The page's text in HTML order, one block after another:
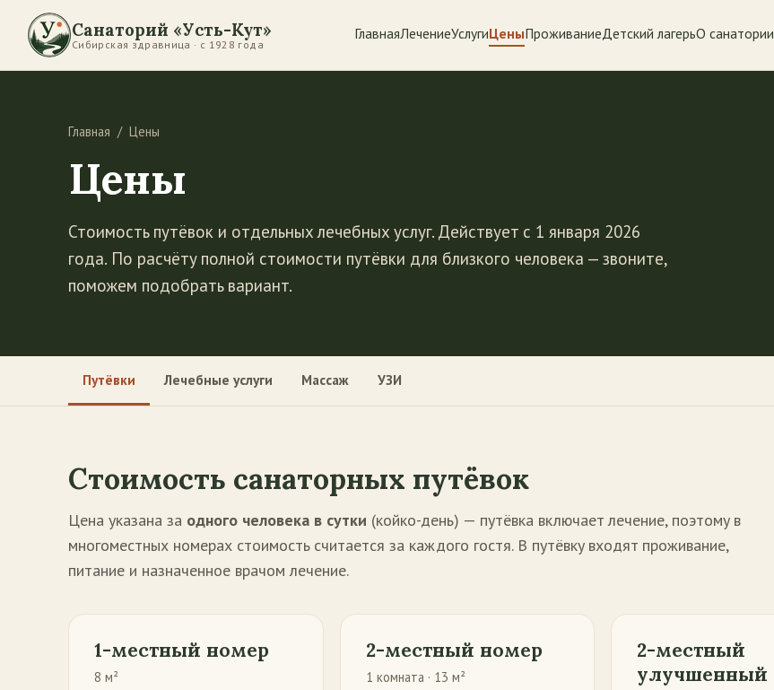
Санаторий «Усть-Кут»
Сибирская здравница · с 1928 года
ГлавнаяЛечениеУслугиЦеныПроживаниеДетский лагерьО санатории
Главная / Цены
Цены
Стоимость путёвок и отдельных лечебных услуг. Действует с 1 января 2026
года. По расчёту полной стоимости путёвки для близкого человека — звоните,
поможем подобрать вариант.
Путёвки Лечебные услуги Массаж УЗИ
Стоимость санаторных путёвок
Цена указана за одного человека в сутки (койко-день) — путёвка включает лечение, поэтому в
многоместных номерах стоимость считается за каждого гостя. В путёвку входят проживание,
питание и назначенное врачом лечение.
1-местный номер
8 м²
2-местный номер
1 комната · 13 м²
2-местный
улучшенный